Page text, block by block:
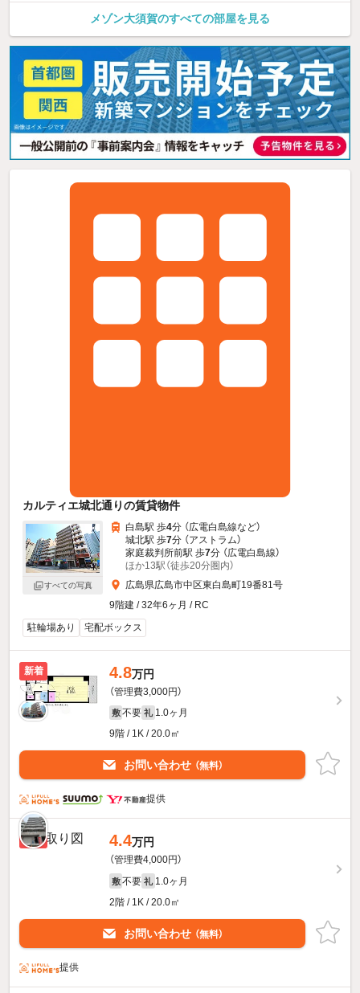
メゾン大須賀のすべての部屋を見る
カルティエ城北通りの賃貸物件
すべての写真
白島駅 歩4分 （広電白島線など）
城北駅 歩7分 （アストラム）
家庭裁判所前駅 歩7分 （広電白島線）
ほか13駅（徒歩20分圏内）
広島県広島市中区東白島町19番81号
9階建 / 32年6ヶ月 / RC
駐輪場あり
宅配ボックス
新着 4.8万円
（管理費3,000円）
敷 不要 礼 1.0ヶ月
9階 / 1K / 20.0㎡
お問い合わせ （無料）
提供
新着 4.4万円
（管理費4,000円）
敷 不要 礼 1.0ヶ月
2階 / 1K / 20.0㎡
お問い合わせ （無料）
提供